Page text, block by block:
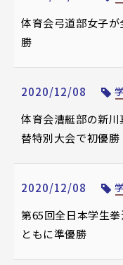
体育会弓道部女子
勝
2020/12/08
体育会漕艇部の新
替特別大会で初優勝
2020/12/08
第65回全日本学生
ともに準優勝